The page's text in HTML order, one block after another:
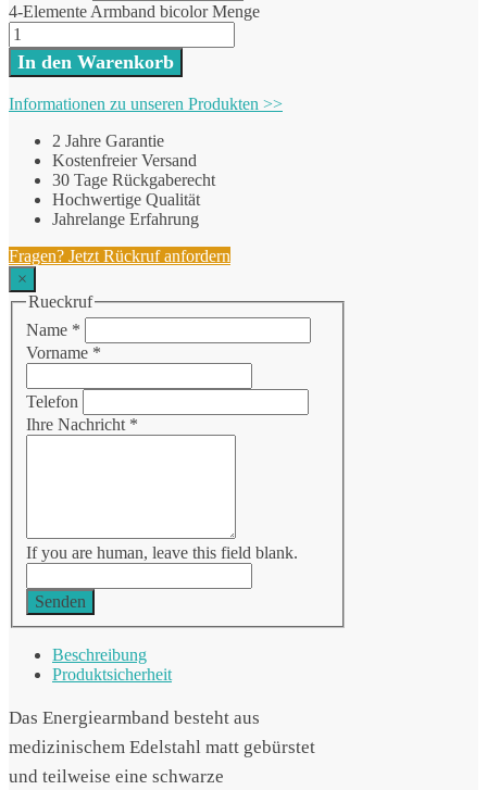
4-Elemente Armband bicolor Menge
In den Warenkorb
Informationen zu unseren Produkten >>
2 Jahre Garantie
Kostenfreier Versand
30 Tage Rückgaberecht
Hochwertige Qualität
Jahrelange Erfahrung
Fragen? Jetzt Rückruf anfordern
×
Rueckruf
Name *
Vorname *
Telefon
Ihre Nachricht *
If you are human, leave this field blank.
Senden
Beschreibung
Produktsicherheit
Das Energiearmband besteht aus
medizinischem Edelstahl matt gebürstet
und teilweise eine schwarze